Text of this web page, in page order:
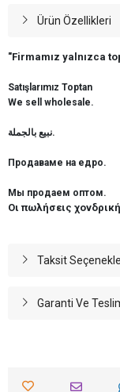
Ürün Özellikleri
"Firmamız yalnızca
Satışlarımız Toptan
We sell wholesale.
نبيع بالجملة.
Продаваме на едро.
Мы продаем оптом.
Οι πωλήσεις
Taksit
Garanti Ve